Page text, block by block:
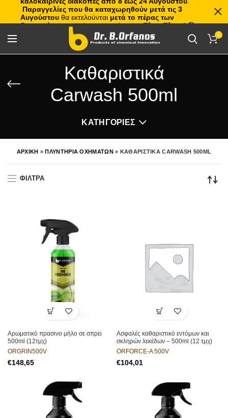
0
Καθαριστικά
Carwash 500ml
ΚΑΤΗΓΟΡΙΕΣ
ΑΡΧΙΚΗ »ΠΛΥΝΤΗΡΙΑ ΟΧΗΜΑΤΩΝ» ΚΑΘΑΡΙΣΤΙΚΑ CARWASH 500ML
ΦΙΛΤΡΑ
Αρωματικό πρασινο μήλο σε σπρει
500ml (12τμχ)
ORGRIN500V
€
Ασφαλές καθαριστικό εντόμων και
σκληρών λεκέδων – 500ml (12 τμχ)
ORFORCE-A 500V
€
Παραγγελίες που θα καταχωρηθούν μετά τις 3
Αυγούστου θα εκτελούνται μετά το πέρας των
διακοπών, με σειρά προτεραιότητας.Πλιτς Πλατς!🏖️🌊